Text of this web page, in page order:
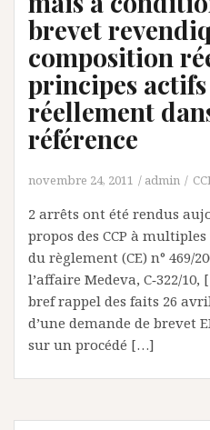
brevet
composition
principes
réellement
référence
novembre 24, 2011 admin
2 arrêts ont été rendus
propos des CCP à
du règlement (CE) n° 469/
l’affaire Medeva, C‑322/
bref rappel des faits 26
d’une demande de brevet
sur un procédé […]